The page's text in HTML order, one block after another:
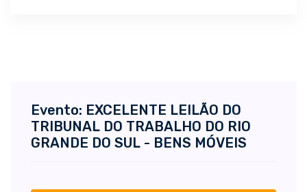
Evento: EXCELENTE LEILÃO DO
TRIBUNAL DO TRABALHO DO RIO
GRANDE DO SUL - BENS MÓVEIS